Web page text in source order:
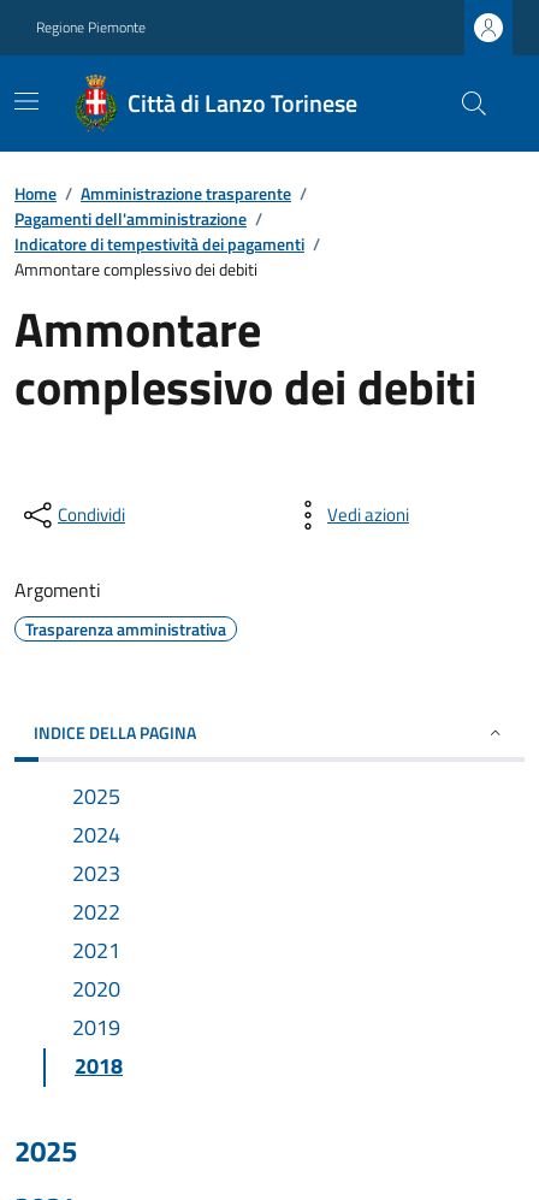
Regione Piemonte
Città di Lanzo Torinese
Home / Amministrazione trasparente /
Pagamenti dell'amministrazione /
Indicatore di tempestività dei pagamenti /
Ammontare complessivo dei debiti
Ammontare
complessivo dei debiti
Condividi Vedi azioni
Argomenti
Trasparenza amministrativa
INDICE DELLA PAGINA
2025
2024
2023
2022
2021
2020
2019
2018
2025